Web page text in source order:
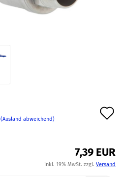
(Ausland abweichend)
7,39 EUR
inkl. 19% MwSt. zzgl. Versand